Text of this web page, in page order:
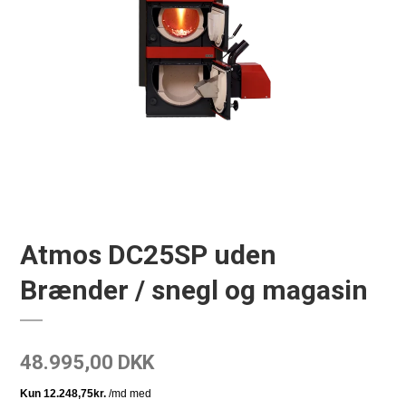
Atmos DC25SP uden
Brænder / snegl og magasin
48.995,00 DKK